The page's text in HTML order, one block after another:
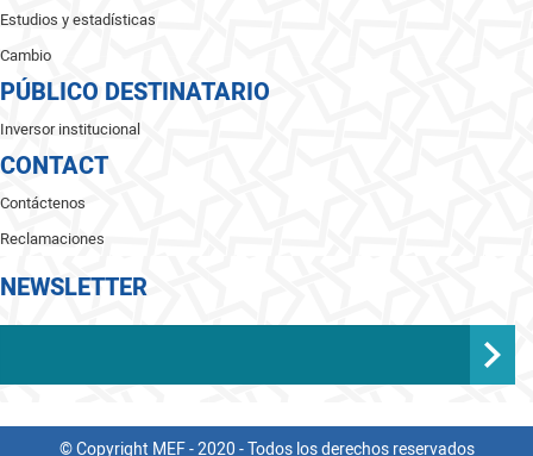
Estudios y estadísticas
Cambio
PÚBLICO DESTINATARIO
Inversor institucional
CONTACT
Contáctenos
Reclamaciones
NEWSLETTER
© Copyright MEF - 2020 - Todos los derechos reservados